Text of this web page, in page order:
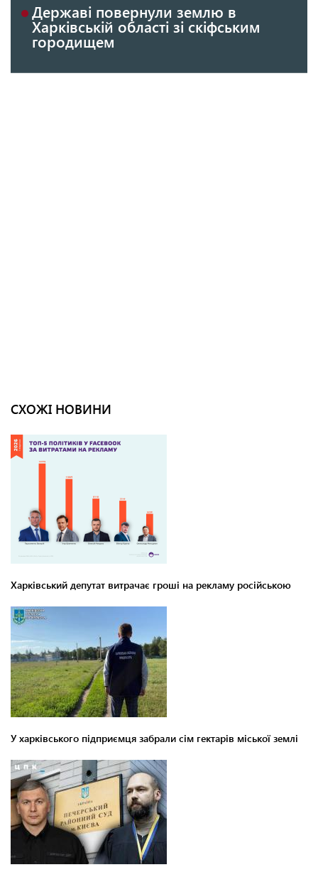
Державі повернули землю в
Харківській області зі скіфським
городищем
СХОЖІ НОВИНИ
Харківський депутат витрачає гроші на рекламу російською
У харківського підприємця забрали сім гектарів міської землі